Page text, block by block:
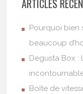
ARTICLES
Pourquoi bien
beaucoup
Degusta Box :
Boîte de